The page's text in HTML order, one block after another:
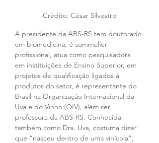
Crédito: César Silvestro
A presidente da ABS-RS tem doutorado
em biomedicina, é sommelier
profissional, atua como pesquisadora
em instituições de Ensino Superior, em
projetos de qualificação ligados à
produtos do setor, é representante do
Brasil na Organização Internacional da
Uva e do Vinho (OIV), além ser
professora da ABS-RS. Conhecida
também como Dra. Uva, costuma dizer
que “nasceu dentro de uma vinícola”,